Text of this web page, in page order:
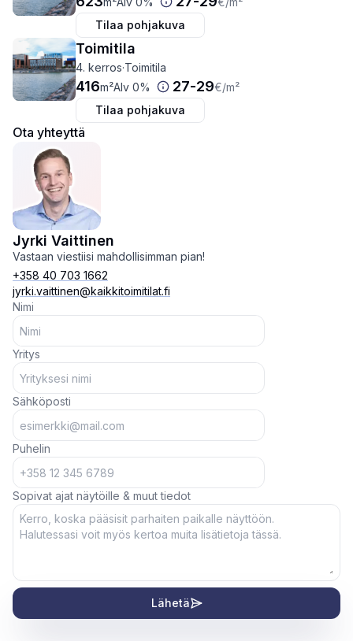
Tilaa pohjakuva
Toimitila
4. kerros·Toimitila
416m²Alv 0% 27-29€/m²
Tilaa pohjakuva
Ota yhteyttä
Jyrki Vaittinen
Vastaan viestiisi mahdollisimman pian!
+358 40 703 1662
jyrki.vaittinen@kaikkitoimitilat.fi
Nimi
Yritys
Sähköposti
Puhelin
Sopivat ajat näytöille & muut tiedot
Lähetä